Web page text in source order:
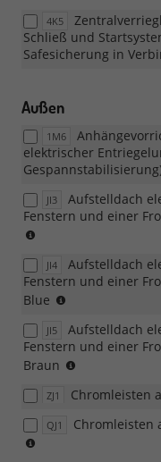
7AL
4K5
Schließ und
Safesicherung in
Außen
1M6
elektrischer
JI3
Aufstelldach
Fenstern und einer
9CE
JI4
Aufstelldach
Fenstern und einer
Blue
9CE
JI5
Aufstelldach
Fenstern und einer
Braun
9CE
ZJ1 Chromleisten
QJ1
Chromleisten